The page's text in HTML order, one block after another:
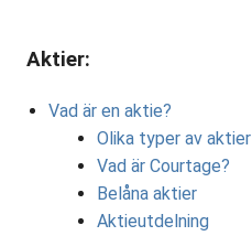
Aktier:
Vad är en aktie?
Olika typer av aktier
Vad är Courtage?
Belåna aktier
Aktieutdelning